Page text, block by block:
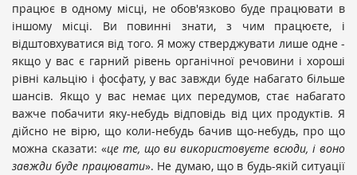
працює в одному місці, не обов'язково буде працювати в
іншому місці. Ви повинні знати, з чим працюєте, і
відштовхуватися від того. Я можу стверджувати лише одне -
якщо у вас є гарний рівень органічної речовини і хороші
рівні кальцію і фосфату, у вас завжди буде набагато більше
шансів. Якщо у вас немає цих передумов, стає набагато
важче побачити яку-небудь відповідь від цих продуктів. Я
дійсно не вірю, що коли-небудь бачив що-небудь, про що
можна сказати: «це те, що ви використовуєте всюди, і воно
завжди буде працювати». Не думаю, що в будь-якій ситуації